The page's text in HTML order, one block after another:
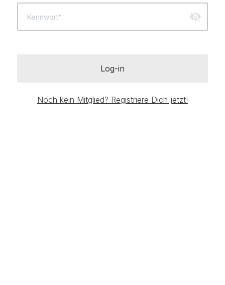
Kennwort* visibility_off
Log-in
Noch kein Mitglied? Registriere Dich jetzt!